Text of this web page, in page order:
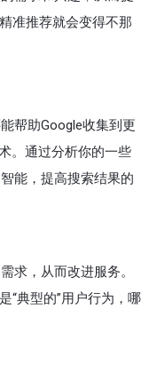
准推荐就会变得不那
帮助Google收集到更
。通过分析你的一些
能，提高搜索结果的
求，从而改进服务。
“典型的”用户行为，哪